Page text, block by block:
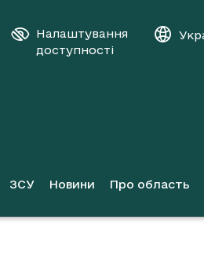
Налаштування
доступності
ЗСУ Новини Про область